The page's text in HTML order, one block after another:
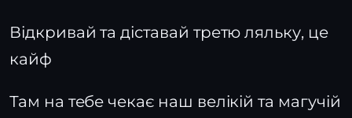
Відкривай та діставай третю ляльку, це
кайф
Там на тебе чекає наш велікій та магучій